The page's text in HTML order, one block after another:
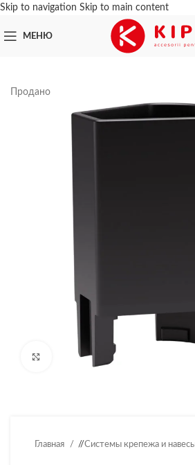
Skip to navigation Skip to main content
МЕНЮ
Продано
Нажмите, чтобы увеличить
Главная / Системы крепежа и